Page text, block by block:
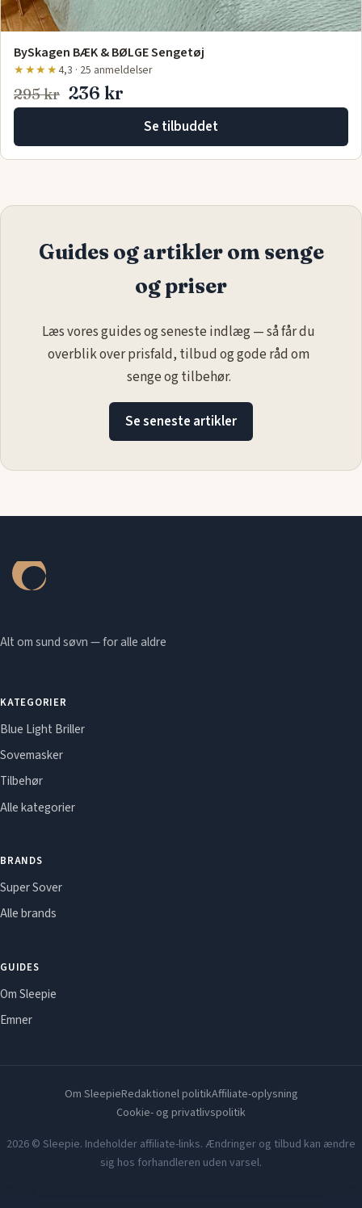
BySkagen BÆK & BØLGE Sengetøj
★★★★4,3 · 25 anmeldelser
295 kr 236 kr
Se tilbuddet
Guides og artikler om senge
og priser
Læs vores guides og seneste indlæg — så får du
overblik over prisfald, tilbud og gode råd om
senge og tilbehør.
Se seneste artikler
Alt om sund søvn — for alle aldre
KATEGORIER
Blue Light Briller
Sovemasker
Tilbehør
Alle kategorier
BRANDS
Super Sover
Alle brands
GUIDES
Om Sleepie
Emner
Om SleepieRedaktionel politikAffiliate-oplysning
Cookie- og privatlivspolitik
2026 © Sleepie. Indeholder affiliate-links. Ændringer og tilbud kan ændre
sig hos forhandleren uden varsel.